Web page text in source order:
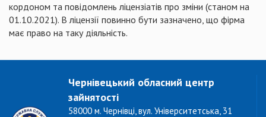
кордоном та повідомлень ліцензіатів про зміни (станом на
01.10.2021). В ліцензії повинно бути зазначено, що фірма
має право на таку діяльність.
Чернівецький обласний центр
зайнятості
58000 м. Чернівці, вул. Університетська, 31